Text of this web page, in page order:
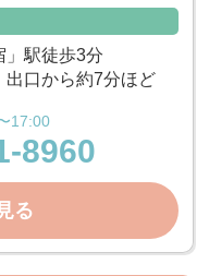
」駅徒歩3分
出口から約7分ほど
17:00
8960
る